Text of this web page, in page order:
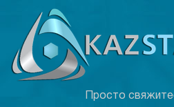
Просто